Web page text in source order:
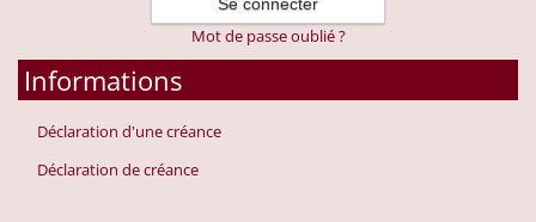
Mot de passe oublié ?
Informations
Déclaration d'une créance
Déclaration de créance